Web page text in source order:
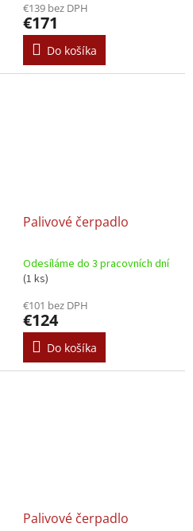
€139 bez DPH
€171
Do košíka
Palivové čerpadlo
Odesíláme do 3 pracovních dní
(1 ks)
€101 bez DPH
€124
Do košíka
Palivové čerpadlo